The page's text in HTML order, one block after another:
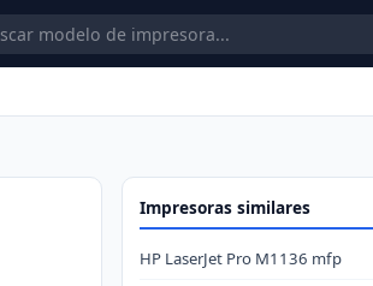
Impresoras similares
HP LaserJet Pro M1136 mfp